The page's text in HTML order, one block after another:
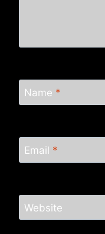
Name *
Email *
Website